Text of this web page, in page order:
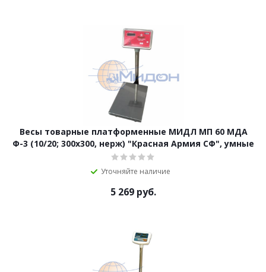
Весы товарные платформенные МИДЛ МП 60 МДА
Ф-3 (10/20; 300х300, нерж) "Красная Армия СФ", умные
Уточняйте наличие
5 269 руб.